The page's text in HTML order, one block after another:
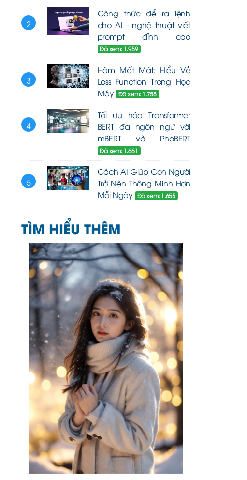
2
Công thức để ra lệnh
cho AI - nghệ thuật viết
prompt đỉnh cao
Đã xem: 1.959
3
Hàm Mất Mát: Hiểu Về
Loss Function Trong Học
Máy Đã xem: 1.758
4
Tối ưu hóa Transformer
BERT đa ngôn ngữ với
mBERT và PhoBERT
Đã xem: 1.661
5
Cách AI Giúp Con Người
Trở Nên Thông Minh Hơn
Mỗi Ngày Đã xem: 1.655
TÌM HIỂU THÊM